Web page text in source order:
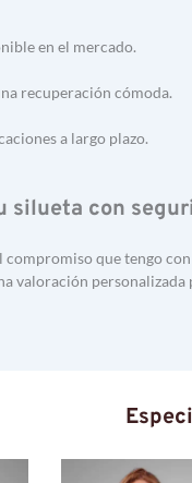
en el mercado.
recuperación cómoda.
a largo plazo.
silueta con
compromiso que tengo
valoración